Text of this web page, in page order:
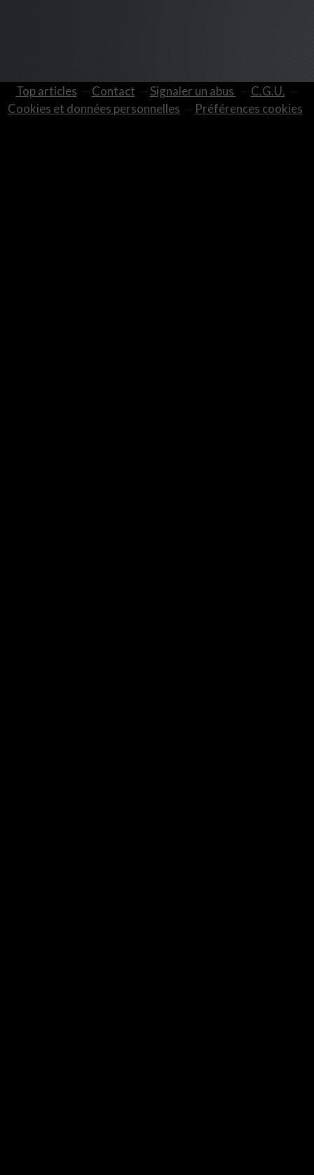
Top articles Contact Signaler un abus
C.G.U.
Cookies et données personnelles
Préférences cookies